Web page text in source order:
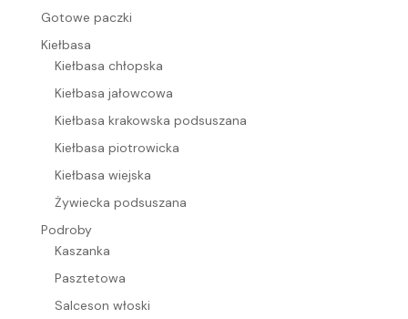
Gotowe paczki
Kiełbasa
Kiełbasa chłopska
Kiełbasa jałowcowa
Kiełbasa krakowska podsuszana
Kiełbasa piotrowicka
Kiełbasa wiejska
Żywiecka podsuszana
Podroby
Kaszanka
Pasztetowa
Salceson włoski